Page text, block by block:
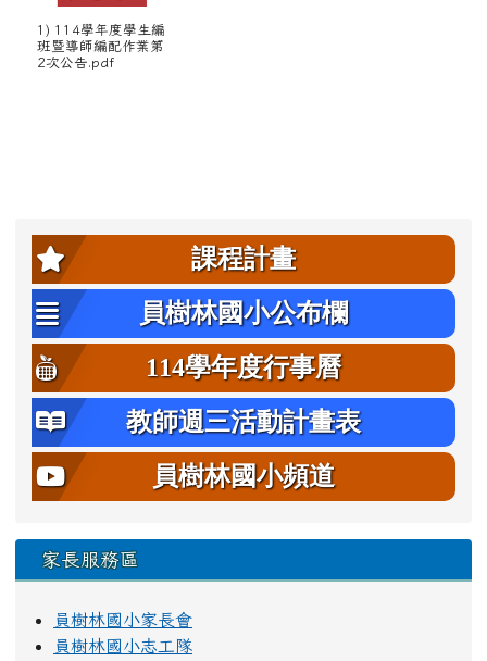
1) 114學年度學生編
班暨導師編配作業第
2次公告.pdf
左邊區域內容
課程計畫
員樹林國小公布欄
114學年度行事曆
教師週三活動計畫表
員樹林國小頻道
家長服務區
員樹林國小家長會
員樹林國小志工隊